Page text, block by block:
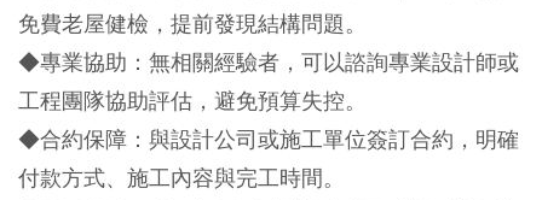
免費老屋健檢，提前發現結構問題。
◆專業協助：無相關經驗者，可以諮詢專業設計師或
工程團隊協助評估，避免預算失控。
◆合約保障：與設計公司或施工單位簽訂合約，明確
付款方式、施工內容與完工時間。